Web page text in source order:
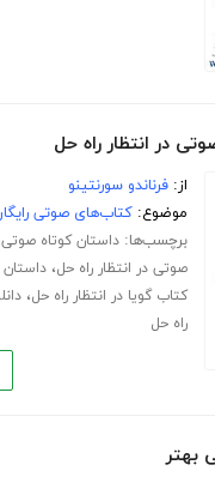
در انتظار راه حل
از:فرناندو سورنتینو
موضوع:کتاب‌های صوتی
برچسب‌ها:داستان کوتاه صوتی
صوتی در انتظار راه حل،داستان
کتاب گویا در انتظار راه حل،
راه حل
بهتر